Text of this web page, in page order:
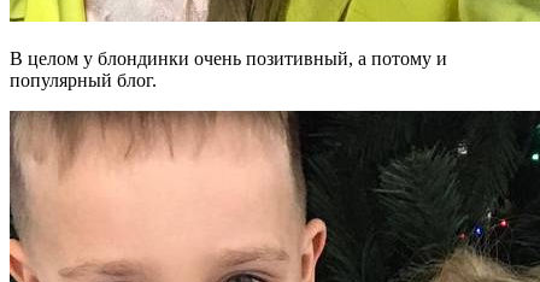
В целом у блондинки очень позитивный, а потому и
популярный блог.